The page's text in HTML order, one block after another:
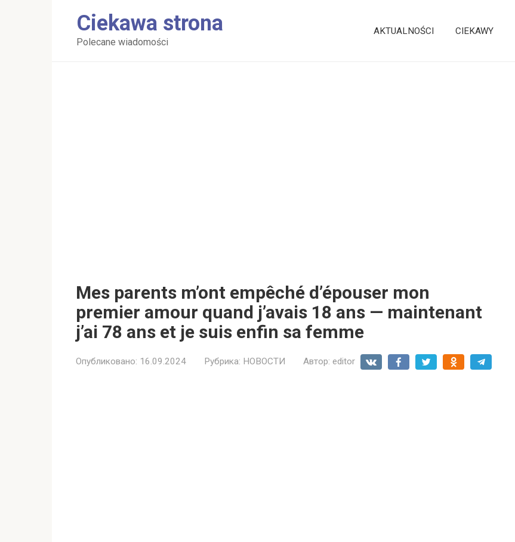
Ciekawa strona
Polecane wiadomości
AKTUALNOŚCI CIEKAWY
Mes parents m’ont empêché d’épouser mon
premier amour quand j’avais 18 ans — maintenant
j’ai 78 ans et je suis enfin sa femme
Опубликовано: 16.09.2024 Рубрика: НОВОСТИ Автор: editor